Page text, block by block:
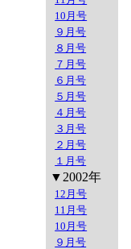
10月号
９月号
８月号
７月号
６月号
５月号
４月号
３月号
２月号
１月号
▼2002年
12月号
11月号
10月号
９月号